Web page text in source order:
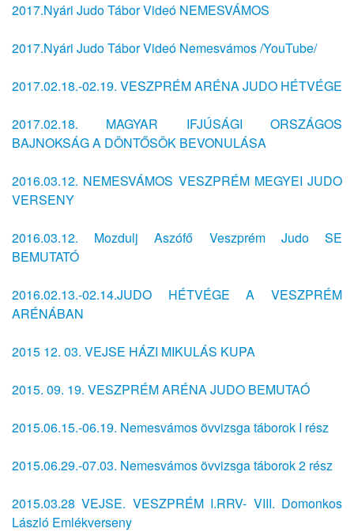
2017.Nyári Judo Tábor Videó NEMESVÁMOS
2017.Nyári Judo Tábor Videó Nemesvámos /YouTube/
2017.02.18.-02.19. VESZPRÉM ARÉNA JUDO HÉTVÉGE
2017.02.18. MAGYAR IFJÚSÁGI ORSZÁGOS
BAJNOKSÁG A DÖNTŐSÖK BEVONULÁSA
2016.03.12. NEMESVÁMOS VESZPRÉM MEGYEI JUDO
VERSENY
2016.03.12. Mozdulj Aszófő Veszprém Judo SE
BEMUTATÓ
2016.02.13.-02.14.JUDO HÉTVÉGE A VESZPRÉM
ARÉNÁBAN
2015 12. 03. VEJSE HÁZI MIKULÁS KUPA
2015. 09. 19. VESZPRÉM ARÉNA JUDO BEMUTAÓ
2015.06.15.-06.19. Nemesvámos övvizsga táborok I rész
2015.06.29.-07.03. Nemesvámos övvizsga táborok 2 rész
2015.03.28 VEJSE. VESZPRÉM I.RRV- VIII. Domonkos
László Emlékverseny